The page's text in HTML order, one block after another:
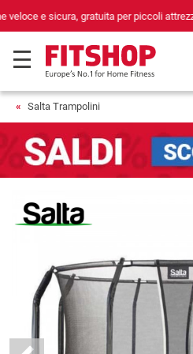
Da 42 anni i tuoi esperti di
Salta Trampolini